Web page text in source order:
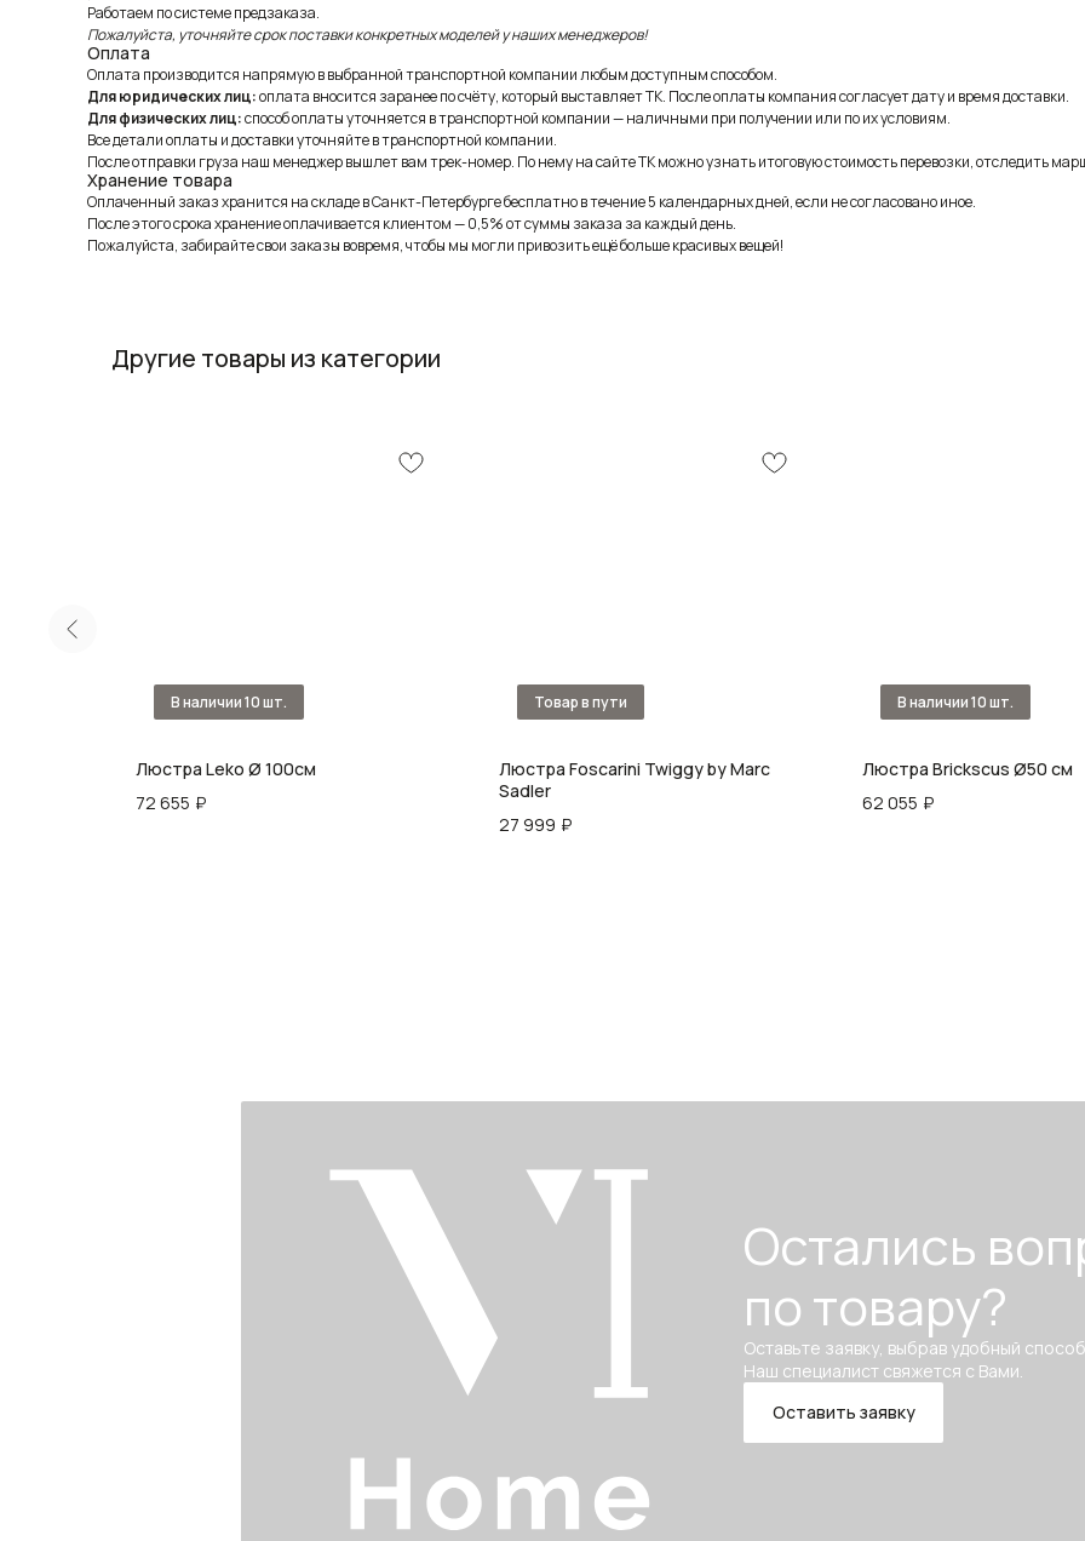
Работаем по системе предзаказа.
Пожалуйста, уточняйте срок поставки конкретных моделей у наших менеджеров!
Оплата
Оплата производится напрямую в выбранной транспортной компании любым доступным способом.
Для юридических лиц:оплата вносится заранее по счёту, который выставляет ТК. После оплаты компания согласует дату и время доставки.
Для физических лиц:способ оплаты уточняется в транспортной компании — наличными при получении или по их условиям.
Все детали оплаты и доставки уточняйте в транспортной компании.
После отправки груза наш менеджер вышлет вам трек-номер. По нему на сайте ТК можно узнать итоговую стоимость перевозки, отследить
Хранение товара
Оплаченный заказ хранится на складе в Санкт-Петербурге бесплатно в течение 5 календарных дней, если не согласовано иное.
После этого срока хранение оплачивается клиентом — 0,5% от суммы заказа за каждый день.
Пожалуйста, забирайте свои заказы вовремя, чтобы мы могли привозить ещё больше красивых вещей!
Другие товары из категории
Люстра Leko Ø 100см
72 655 ₽
Люстра Foscarini Twiggy by Marc
Sadler
27 999 ₽
Люстра Brickscus Ø50 см
62 055 ₽
Остались
по товару?
Оставьте заявку, выбрав удобный
Наш специалист свяжется с Вами.
Оставить заявку